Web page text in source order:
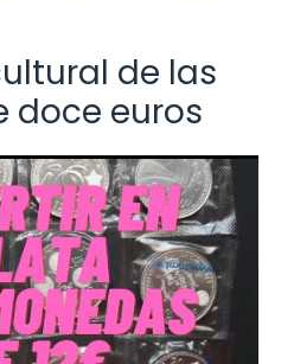
de las
doce euros